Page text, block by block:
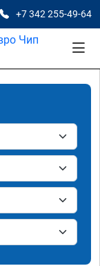
+7 342 255-49-64